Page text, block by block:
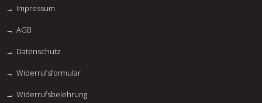
Impressum
AGB
Datenschutz
Widerrufsformular
Widerrufsbelehrung